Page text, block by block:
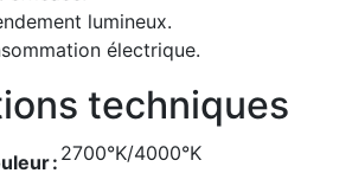
lumineux.
électrique.
techniques
: 2700°K/4000°K